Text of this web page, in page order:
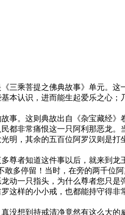
乘菩提之佛典故事》单元。这
本认识，进而能生起爱乐之心
。这则典故出自《杂宝藏经》
都非常痛恨这一只阿利那恶龙
明，其余的五百位阿罗汉则是
者知道这件事以后，就来到龙
多停留！当时，在旁的两千位
动一只指头，为什么尊者您只
这样的小小戒，也都能持守得
想到持戒清净竟然有这么大的